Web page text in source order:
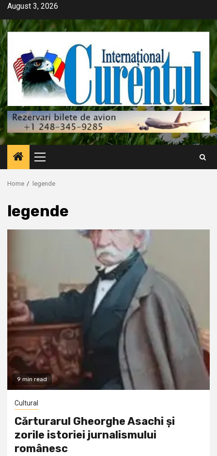
Skip
content
August 3, 2026
Primary
Menu
Home legende
legende
9 min read
Cultural
Cărturarul Gheorghe Asachi și
zorile istoriei jurnalismului
românesc